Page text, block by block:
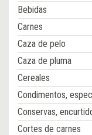
Bebidas
Carnes
Caza de pelo
Caza de pluma
Cereales
Condimentos,
Conservas,
Cortes de carnes